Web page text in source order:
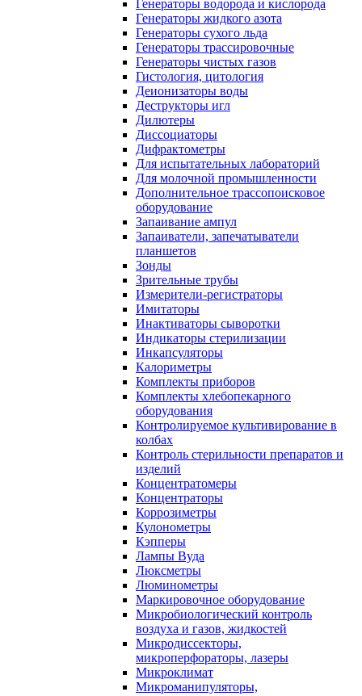
Генераторы водорода и кислорода
Генераторы жидкого азота
Генераторы сухого льда
Генераторы трассировочные
Генераторы чистых газов
Гистология, цитология
Деионизаторы воды
Деструкторы игл
Дилютеры
Диссоциаторы
Дифрактометры
Для испытательных лабораторий
Для молочной промышленности
Дополнительное трассопоисковое
оборудование
Запаивание ампул
Запаиватели, запечатыватели
планшетов
Зонды
Зрительные трубы
Измерители-регистраторы
Имитаторы
Инактиваторы сыворотки
Индикаторы стерилизации
Инкапсуляторы
Калориметры
Комплекты приборов
Комплекты хлебопекарного
оборудования
Контролируемое культивирование в
колбах
Контроль стерильности препаратов и
изделий
Концентратомеры
Концентраторы
Коррозиметры
Кулонометры
Кэпперы
Лампы Вуда
Люксметры
Люминометры
Маркировочное оборудование
Микробиологический контроль
воздуха и газов, жидкостей
Микродиссекторы,
микроперфораторы, лазеры
Микроклимат
Микроманипуляторы,